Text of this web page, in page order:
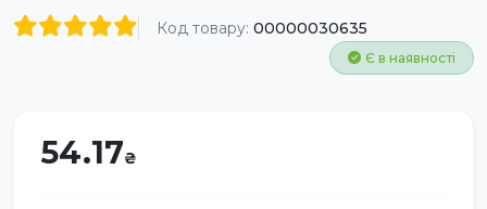
Код товару: 00000030635
Є в наявності
54.17